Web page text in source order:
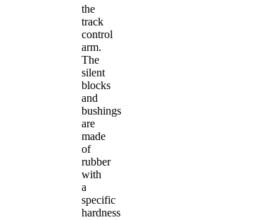
the
track
control
arm.
The
silent
blocks
and
bushings
are
made
of
rubber
with
a
specific
hardness